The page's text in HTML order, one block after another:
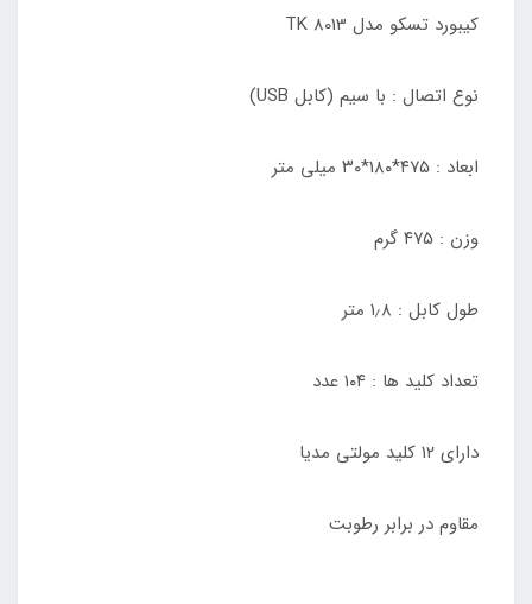
کیبورد تسکو مدل TK 8013
نوع اتصال : با سیم (کابل USB)
ابعاد : ۴۷۵*۱۸۰*۳۰ میلی متر
وزن : ۴۷۵ گرم
طول کابل : ۱٫۸ متر
تعداد کلید ها : ۱۰۴ عدد
دارای ۱۲ کلید مولتی مدیا
مقاوم در برابر رطوبت